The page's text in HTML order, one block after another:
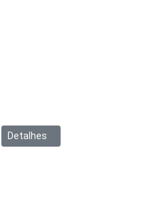
Detalhes